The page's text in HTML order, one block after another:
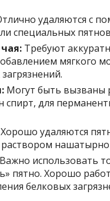
удаляются с
специальных
Требуют
мягкого
Могут быть вызваны
спирт, для
Хорошо удаляются
Важно использовать
пятно. Хорошо
белковых